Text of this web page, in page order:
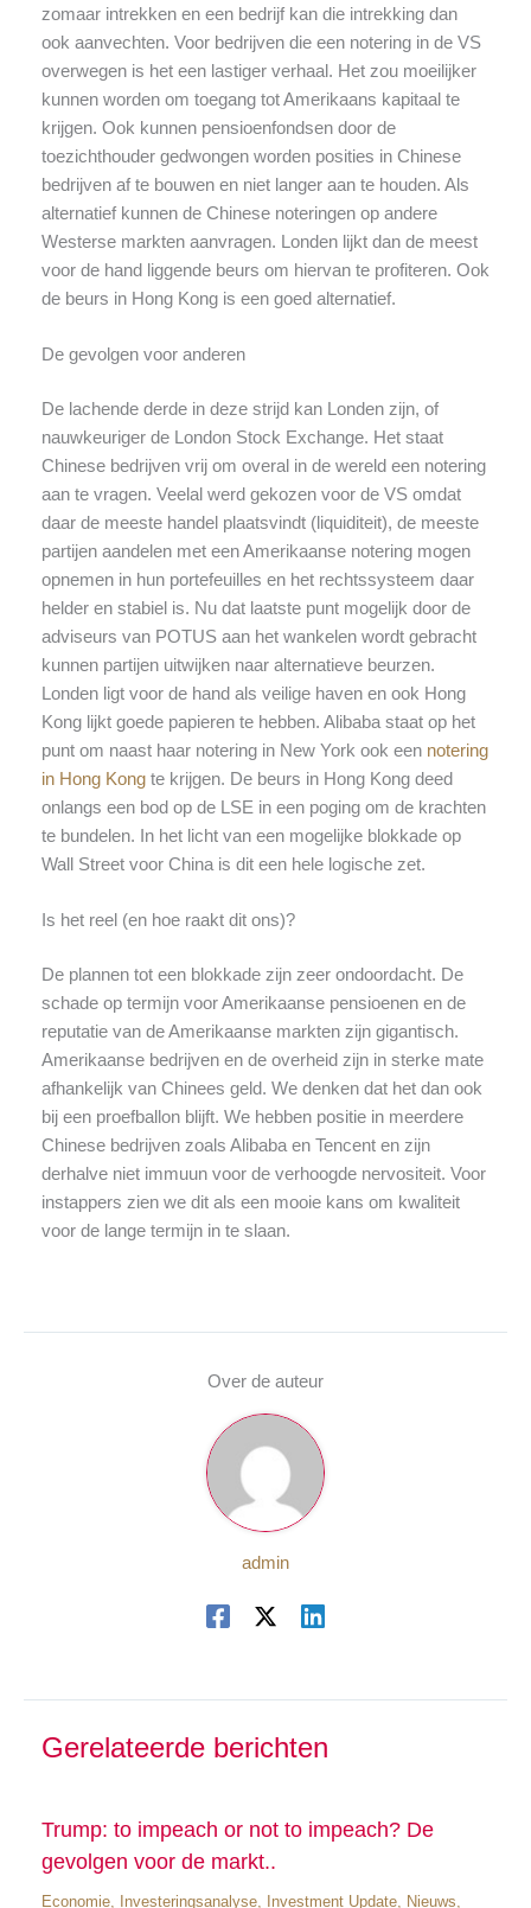
zomaar intrekken en een bedrijf kan die intrekking dan
ook aanvechten. Voor bedrijven die een notering in de VS
overwegen is het een lastiger verhaal. Het zou moeilijker
kunnen worden om toegang tot Amerikaans kapitaal te
krijgen. Ook kunnen pensioenfondsen door de
toezichthouder gedwongen worden posities in Chinese
bedrijven af te bouwen en niet langer aan te houden. Als
alternatief kunnen de Chinese noteringen op andere
Westerse markten aanvragen. Londen lijkt dan de meest
voor de hand liggende beurs om hiervan te profiteren. Ook
de beurs in Hong Kong is een goed alternatief.
De gevolgen voor anderen
De lachende derde in deze strijd kan Londen zijn, of
nauwkeuriger de London Stock Exchange. Het staat
Chinese bedrijven vrij om overal in de wereld een notering
aan te vragen. Veelal werd gekozen voor de VS omdat
daar de meeste handel plaatsvindt (liquiditeit), de meeste
partijen aandelen met een Amerikaanse notering mogen
opnemen in hun portefeuilles en het rechtssysteem daar
helder en stabiel is. Nu dat laatste punt mogelijk door de
adviseurs van POTUS aan het wankelen wordt gebracht
kunnen partijen uitwijken naar alternatieve beurzen.
Londen ligt voor de hand als veilige haven en ook Hong
Kong lijkt goede papieren te hebben. Alibaba staat op het
punt om naast haar notering in New York ook een notering
in Hong Kongte krijgen. De beurs in Hong Kong deed
onlangs een bod op de LSE in een poging om de krachten
te bundelen. In het licht van een mogelijke blokkade op
Wall Street voor China is dit een hele logische zet.
Is het reel (en hoe raakt dit ons)?
De plannen tot een blokkade zijn zeer ondoordacht. De
schade op termijn voor Amerikaanse pensioenen en de
reputatie van de Amerikaanse markten zijn gigantisch.
Amerikaanse bedrijven en de overheid zijn in sterke mate
afhankelijk van Chinees geld. We denken dat het dan ook
bij een proefballon blijft. We hebben positie in meerdere
Chinese bedrijven zoals Alibaba en Tencent en zijn
derhalve niet immuun voor de verhoogde nervositeit. Voor
instappers zien we dit als een mooie kans om kwaliteit
voor de lange termijn in te slaan.
Over de auteur
admin
Gerelateerde berichten
Trump: to impeach or not to impeach? De
gevolgen voor de markt..
Economie, Investeringsanalyse, Investment Update, Nieuws